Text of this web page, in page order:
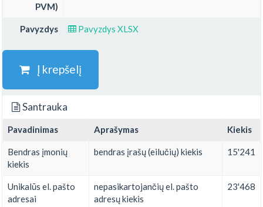
PVM)
Pavyzdys Pavyzdys XLSX
Į krepšelį
Santrauka
Pavadinimas Aprašymas Kiekis
Bendras įmonių
kiekis
bendras įrašų (eilučių) kiekis 15'241
Unikalūs el. pašto
adresai
nepasikartojančių el. pašto
adresų kiekis
23'468